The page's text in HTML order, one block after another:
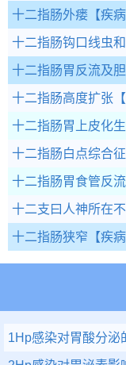
十二指肠外瘘 【疾
十二指肠钩口线虫
十二指肠胃反流及
十二指肠高度扩张
十二指肠胃上皮化
十二指肠白点综合征
十二指肠胃食管反
十二支曰人神所在
十二指肠狭窄 【疾
1Hp感染对胃酸分泌